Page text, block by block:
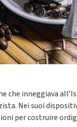
che inneggiava
Nei suoi
per costruire